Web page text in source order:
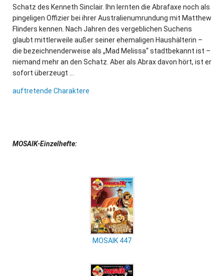
Schatz des Kenneth Sinclair. Ihn lernten die Abrafaxe noch als
pingeligen Offizier bei ihrer Australienumrundung mit Matthew
Flinders kennen. Nach Jahren des vergeblichen Suchens
glaubt mittlerweile außer seiner ehemaligen Haushälterin –
die bezeichnenderweise als „Mad Melissa“ stadtbekannt ist –
niemand mehr an den Schatz. Aber als Abrax davon hört, ist er
sofort überzeugt …
auftretende Charaktere
MOSAIK-Einzelhefte:
MOSAIK 447